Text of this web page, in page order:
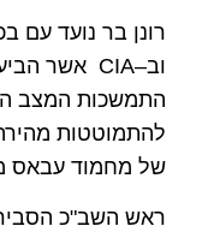
רונן בר נועד עם
וב–
CIA אשר
התמשכות המצב
להתמוטטות
של מחמוד עבאס
ראש השב"כ